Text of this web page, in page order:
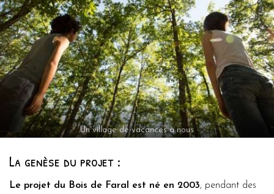
Un village de vacances à nous
La genèse du projet :
Le projet du Bois de Faral est né en 2003, pendant des